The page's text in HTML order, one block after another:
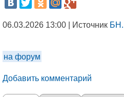
06.03.2026 13:00 | Источник
на форум
Добавить комментарий